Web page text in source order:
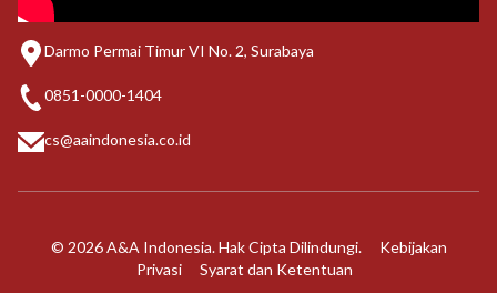
Darmo Permai Timur VI No. 2, Surabaya
0851-0000-1404
cs@aaindonesia.co.id
© 2026 A&A Indonesia. Hak Cipta Dilindungi.
Kebijakan
Privasi
Syarat dan Ketentuan